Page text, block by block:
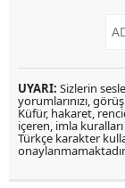
UYARI: Sizlerin
yorumlarınızı,
Küfür, hakaret,
içeren, imla kuralları
Türkçe karakter